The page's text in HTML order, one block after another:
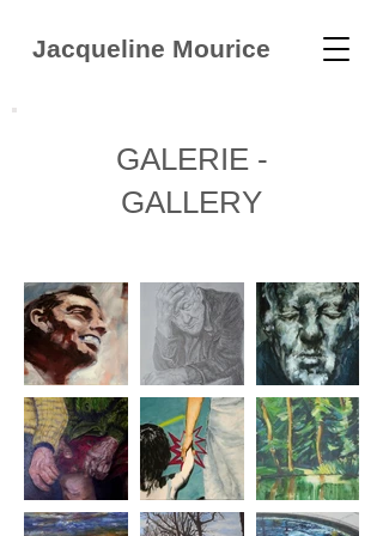
Jacqueline Mourice
GALERIE -
GALLERY